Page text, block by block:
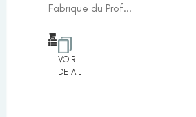
Fabrique du Prof...
VOIR
DETAIL